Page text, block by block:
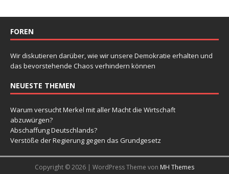
FOREN
Wir diskutieren darüber, wie wir unsere Demokratie erhalten und
das bevorstehende Chaos verhindern können
NEUESTE THEMEN
Warum versucht Merkel mit aller Macht die Wirtschaft
abzuwürgen?
Abschaffung Deutschlands?
Verstöße der Regierung gegen das Grundgesetz
Copyright © 2026 | WordPress Theme von MH Themes